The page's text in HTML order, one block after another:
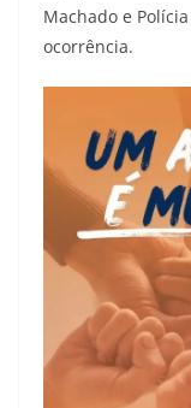
Machado e
ocorrência.